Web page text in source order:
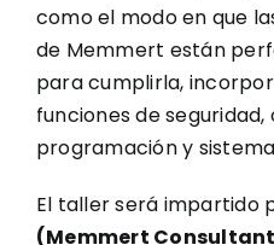
como el modo en que
de Memmert están
para cumplirla,
funciones de seguridad,
programación y
El taller será impartido
(Memmert